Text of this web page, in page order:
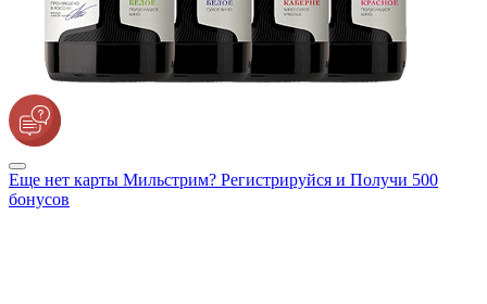
Еще нет карты Мильстрим? Регистрируйся и Получи 500
бонусов